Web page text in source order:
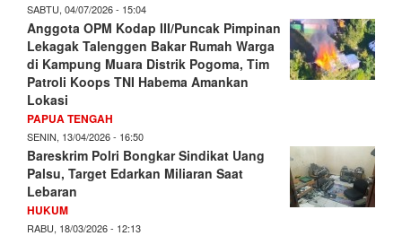
SABTU, 04/07/2026 - 15:04
Anggota OPM Kodap III/Puncak Pimpinan
Lekagak Talenggen Bakar Rumah Warga
di Kampung Muara Distrik Pogoma, Tim
Patroli Koops TNI Habema Amankan
Lokasi
PAPUA TENGAH
SENIN, 13/04/2026 - 16:50
Bareskrim Polri Bongkar Sindikat Uang
Palsu, Target Edarkan Miliaran Saat
Lebaran
HUKUM
RABU, 18/03/2026 - 12:13